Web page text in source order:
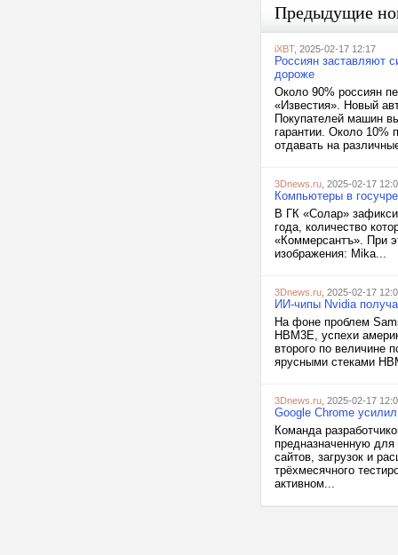
Предыдущие
iXBT, 2025-02-17 12:17
Россиян заставляют
дороже
Около 90% россиян
«Известия». Новый
Покупателей машин
гарантии. Около 10%
отдавать на
3Dnews.ru , 2025-02-17
Компьютеры в
В ГК «Солар»
года, количество
«Коммерсантъ». При
изображения: Mika...
3Dnews.ru , 2025-02-17
ИИ-чипы Nvidia
На фоне проблем
HBM3E, успехи
второго по величине
ярусными стеками
3Dnews.ru , 2025-02-17
Google Chrome
Команда
предназначенную
сайтов, загрузок и
трёхмесячного
активном...